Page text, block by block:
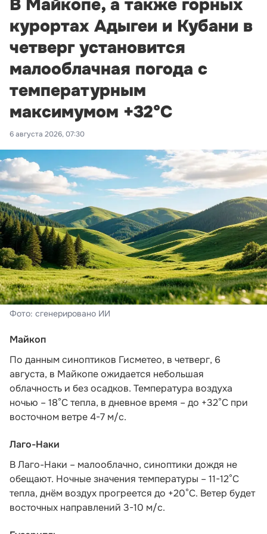
В Майкопе, а также горных
курортах Адыгеи и Кубани в
четверг установится
малооблачная погода с
температурным
максимумом +32°С
6 августа 2026, 07:30
Фото: сгенерировано ИИ
Майкоп
По данным синоптиков Гисметео, в четверг, 6
августа, в Майкопе ожидается небольшая
облачность и без осадков. Температура воздуха
ночью – 18°С тепла, в дневное время – до +32°С при
восточном ветре 4-7 м/с.
Лаго-Наки
В Лаго-Наки – малооблачно, синоптики дождя не
обещают. Ночные значения температуры – 11-12°С
тепла, днём воздух прогреется до +20°С. Ветер будет
восточных направлений 3-10 м/с.